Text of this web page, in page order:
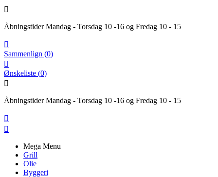

Åbningstider Mandag - Torsdag 10 -16 og Fredag 10 - 15

Sammenlign (0)

Ønskeliste (0)

Åbningstider Mandag - Torsdag 10 -16 og Fredag 10 - 15


Mega Menu
Grill
Olie
Byggeri